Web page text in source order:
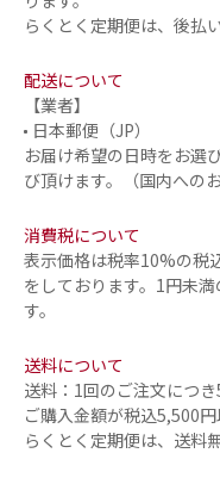
らくとく定期便は、後払
配送について
【業者】
日本郵便（JP）
お届け希望の日時をお選
び頂けます。（国内への
消費税について
表示価格は税率10%の税
をしております。1円未
す。
送料について
送料：1回のご注文につ
ご購入金額が税込5,500
らくとく定期便は、送料